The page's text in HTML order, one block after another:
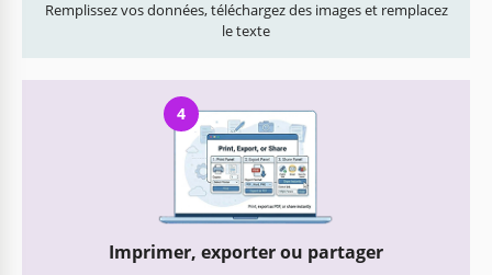
Remplissez vos données, téléchargez des images et remplacez
le texte
4
Imprimer, exporter ou partager